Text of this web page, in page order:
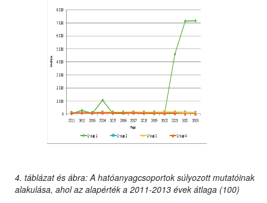
4. táblázat és ábra: A hatóanyagcsoportok súlyozott mutatóinak
alakulása, ahol az alapérték a 2011-2013 évek átlaga (100)